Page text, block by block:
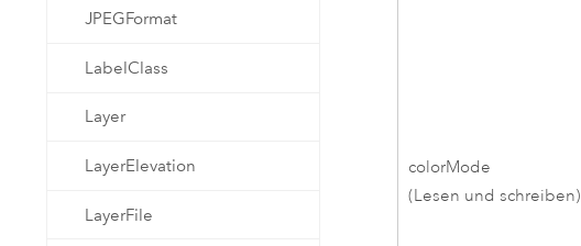
JPEGFormat
LabelClass
Layer
LayerElevation
LayerFile
colorMode
(Lesen und schreiben)